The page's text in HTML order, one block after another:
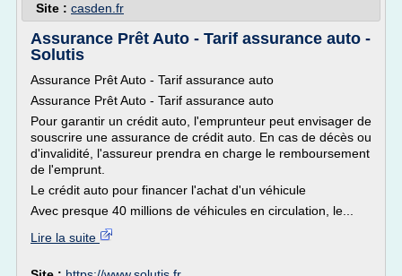
Site : casden.fr
Assurance Prêt Auto - Tarif assurance auto -
Solutis
Assurance Prêt Auto - Tarif assurance auto
Assurance Prêt Auto - Tarif assurance auto
Pour garantir un crédit auto, l'emprunteur peut envisager de
souscrire une assurance de crédit auto. En cas de décès ou
d'invalidité, l'assureur prendra en charge le remboursement
de l'emprunt.
Le crédit auto pour financer l'achat d'un véhicule
Avec presque 40 millions de véhicules en circulation, le...
Lire la suite